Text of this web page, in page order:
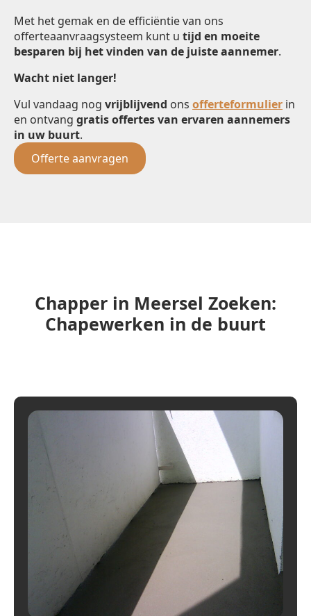
Met het gemak en de efficiëntie van ons
offerteaanvraagsysteem kunt u tijd en moeite
besparen bij het vinden van de juiste aannemer.
Wacht niet langer!
Vul vandaag nog vrijblijvend ons offerteformulier in
en ontvang gratis offertes van ervaren aannemers
in uw buurt.
Offerte aanvragen
Chapper in Meersel Zoeken:
Chapewerken in de buurt